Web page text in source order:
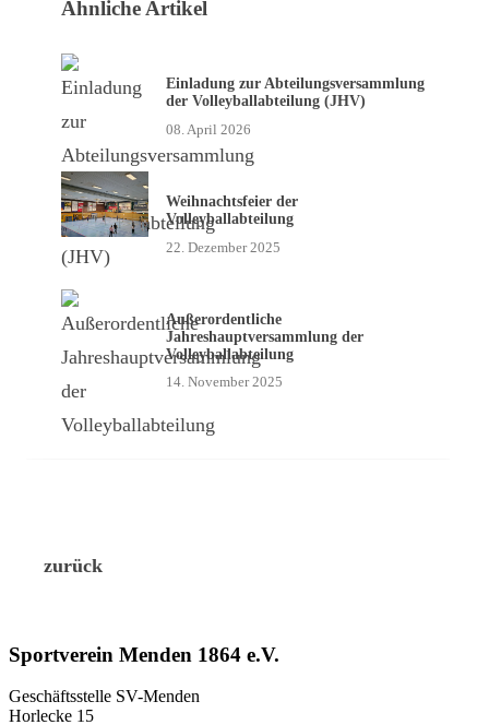
Ähnliche Artikel
Einladung zur Abteilungsversammlung
der Volleyballabteilung (JHV)
08. April 2026
Weihnachtsfeier der
Volleyballabteilung
22. Dezember 2025
Außerordentliche
Jahreshauptversammlung der
Volleyballabteilung
14. November 2025
zurück
Sportverein Menden 1864 e.V.
Geschäftsstelle SV-Menden
Horlecke 15